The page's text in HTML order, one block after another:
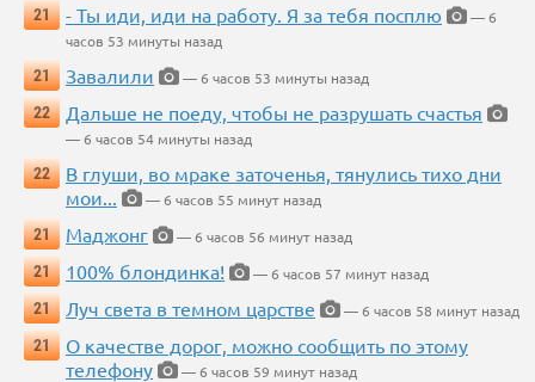
21 - Ты иди, иди на работу. Я за тебя посплю
— 6
часов 53 минуты назад
21
Завалили
— 6 часов 53 минуты назад
22
Дальше не поеду, чтобы не разрушать счастья
— 6 часов 54 минуты назад
22
В глуши, во мраке заточенья, тянулись тихо дни
мои...
— 6 часов 55 минут назад
21
Маджонг
— 6 часов 56 минут назад
21
100% блондинка!
— 6 часов 57 минут назад
21
Луч света в темном царстве
— 6 часов 58 минут назад
21
О качестве дорог, можно сообщить по этому
телефону
— 6 часов 59 минут назад